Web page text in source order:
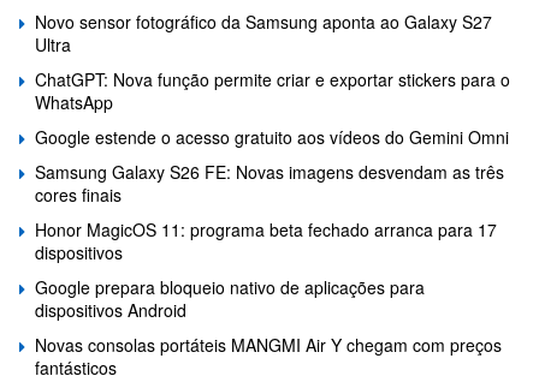
Novo sensor fotográfico da Samsung aponta ao Galaxy S27
Ultra
ChatGPT: Nova função permite criar e exportar stickers para o
WhatsApp
Google estende o acesso gratuito aos vídeos do Gemini Omni
Samsung Galaxy S26 FE: Novas imagens desvendam as três
cores finais
Honor MagicOS 11: programa beta fechado arranca para 17
dispositivos
Google prepara bloqueio nativo de aplicações para
dispositivos Android
Novas consolas portáteis MANGMI Air Y chegam com preços
fantásticos